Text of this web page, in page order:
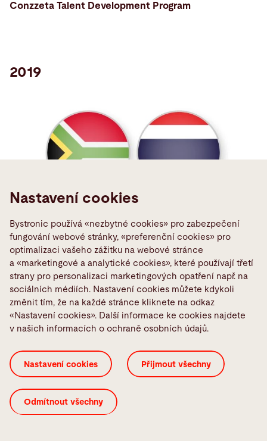
Conzzeta Talent Development Program
2019
Založení Bystronic Jižní Afrika
Založení Bystronic Thajsko
Nastavení cookies
Bystronic používá «nezbytné cookies» pro zabezpečení
fungování webové stránky, «preferenční cookies» pro
optimalizaci vašeho zážitku na webové stránce
a «marketingové a analytické cookies», které používají třetí
strany pro personalizaci marketingových opatření např. na
sociálních médiích. Nastavení cookies můžete kdykoli
změnit tím, že na každé stránce kliknete na odkaz
«Nastavení cookies». Další informace ke cookies najdete
v našich informacích o ochraně osobních údajů.
Nastavení cookies Přijmout všechny
Odmítnout všechny